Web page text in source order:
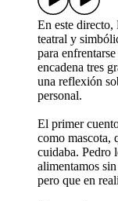
En este
teatral y
para
encadena tres
una reflexión
personal.
El primer
como mascota,
cuidaba. Pedro
alimentamos
pero que en